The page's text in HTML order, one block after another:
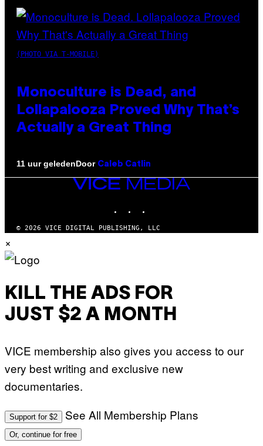
(PHOTO VIA T-MOBILE)
Monoculture is Dead, and
Lollapalooza Proved Why That’s
Actually a Great Thing
11 uur geledenDoor Caleb Catlin
VICE
MEDIA
© 2026 VICE DIGITAL PUBLISHING, LLC
×
KILL THE ADS FOR
JUST $2 A MONTH
VICE membership also gives you access to our
very best writing and exclusive new
documentaries.
Support for $2 See All Membership Plans
Or, continue for free